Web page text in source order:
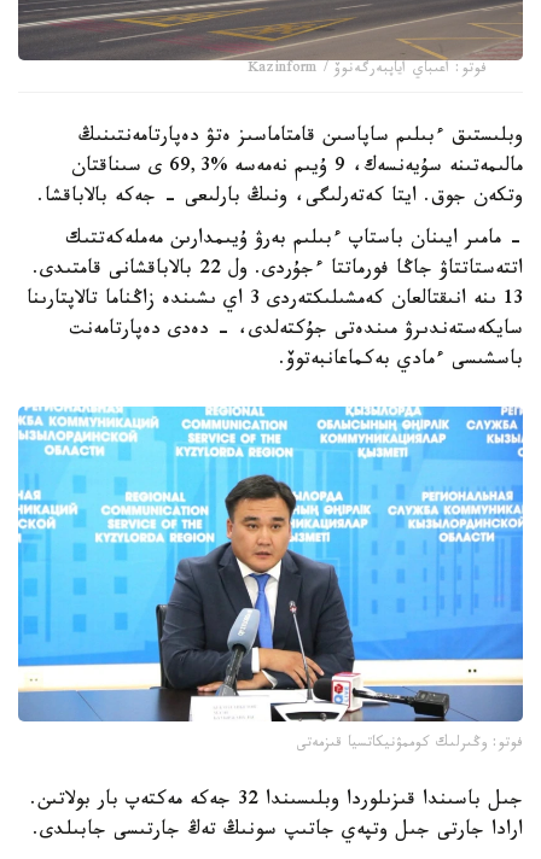
فوتو: اعىباي اياپبەرگەنوۆ / Kazinform
وبلىستىق ءبىلىم ساپاسىن قامتاماسىز ەتۋ دەپارتامەنتىنىڭ
مالىمەتىنە سۇيەنسەك، 9 ۇيىم نەمەسە %69,3 ى سىناقتان
وتكەن جوق. ايتا كەتەرلىگى، ونىڭ بارلىعى - جەكە بالاباقشا.
- مامىر ايىنان باستاپ ءبىلىم بەرۋ ۇيىمدارىن مەملەكەتتىك
اتتەستاتتاۋ جاڭا فورماتتا ءجۇردى. ول 22 بالاباقشانى قامتىدى.
13 ىنە انىقتالعان كەمشىلىكتەردى 3 اي ىشىندە زاڭناما تالاپتارىنا
سايكەستەندىرۋ مىندەتى جۇكتەلدى، - دەدى دەپارتامەنت
باسشىسى ءمادي بەكماعانبەتوۆ.
فوتو: وڭىرلىك كوممۋنيكاتسيا قىزمەتى
جىل باسىندا قىزىلوردا وبلىسىندا 32 جەكە مەكتەپ بار بولاتىن.
ارادا جارتى جىل وتپەي جاتىپ سونىڭ تەڭ جارتىسى جابىلدى.